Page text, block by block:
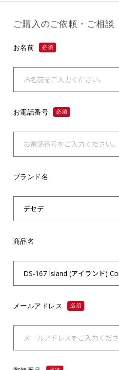
ご購入のご依頼・ご相談
お名前 必須
お電話番号 必須
ブランド名
商品名
メールアドレス 必須